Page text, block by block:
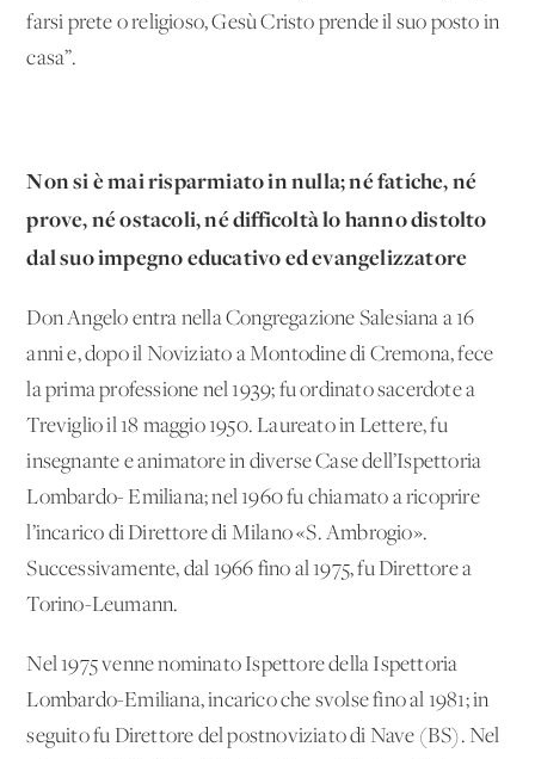
farsi prete o religioso, Gesù Cristo prende il suo posto in
casa”.
Non si è mai risparmiato in nulla; né fatiche, né
prove, né ostacoli, né difficoltà lo hanno distolto
dal suo impegno educativo ed evangelizzatore
Don Angelo entra nella Congregazione Salesiana a 16
anni e, dopo il Noviziato a Montodine di Cremona, fece
la prima professione nel 1939; fu ordinato sacerdote a
Treviglio il 18 maggio 1950. Laureato in Lettere, fu
insegnante e animatore in diverse Case dell’Ispettoria
Lombardo- Emiliana; nel 1960 fu chiamato a ricoprire
l’incarico di Direttore di Milano «S. Ambrogio».
Successivamente, dal 1966 fino al 1975, fu Direttore a
Torino-Leumann.
Nel 1975 venne nominato Ispettore della Ispettoria
Lombardo-Emiliana, incarico che svolse fino al 1981; in
seguito fu Direttore del postnoviziato di Nave (BS). Nel